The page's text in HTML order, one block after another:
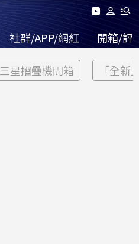
社群/APP/網紅 開箱/評
三星摺疊機開箱 「全新